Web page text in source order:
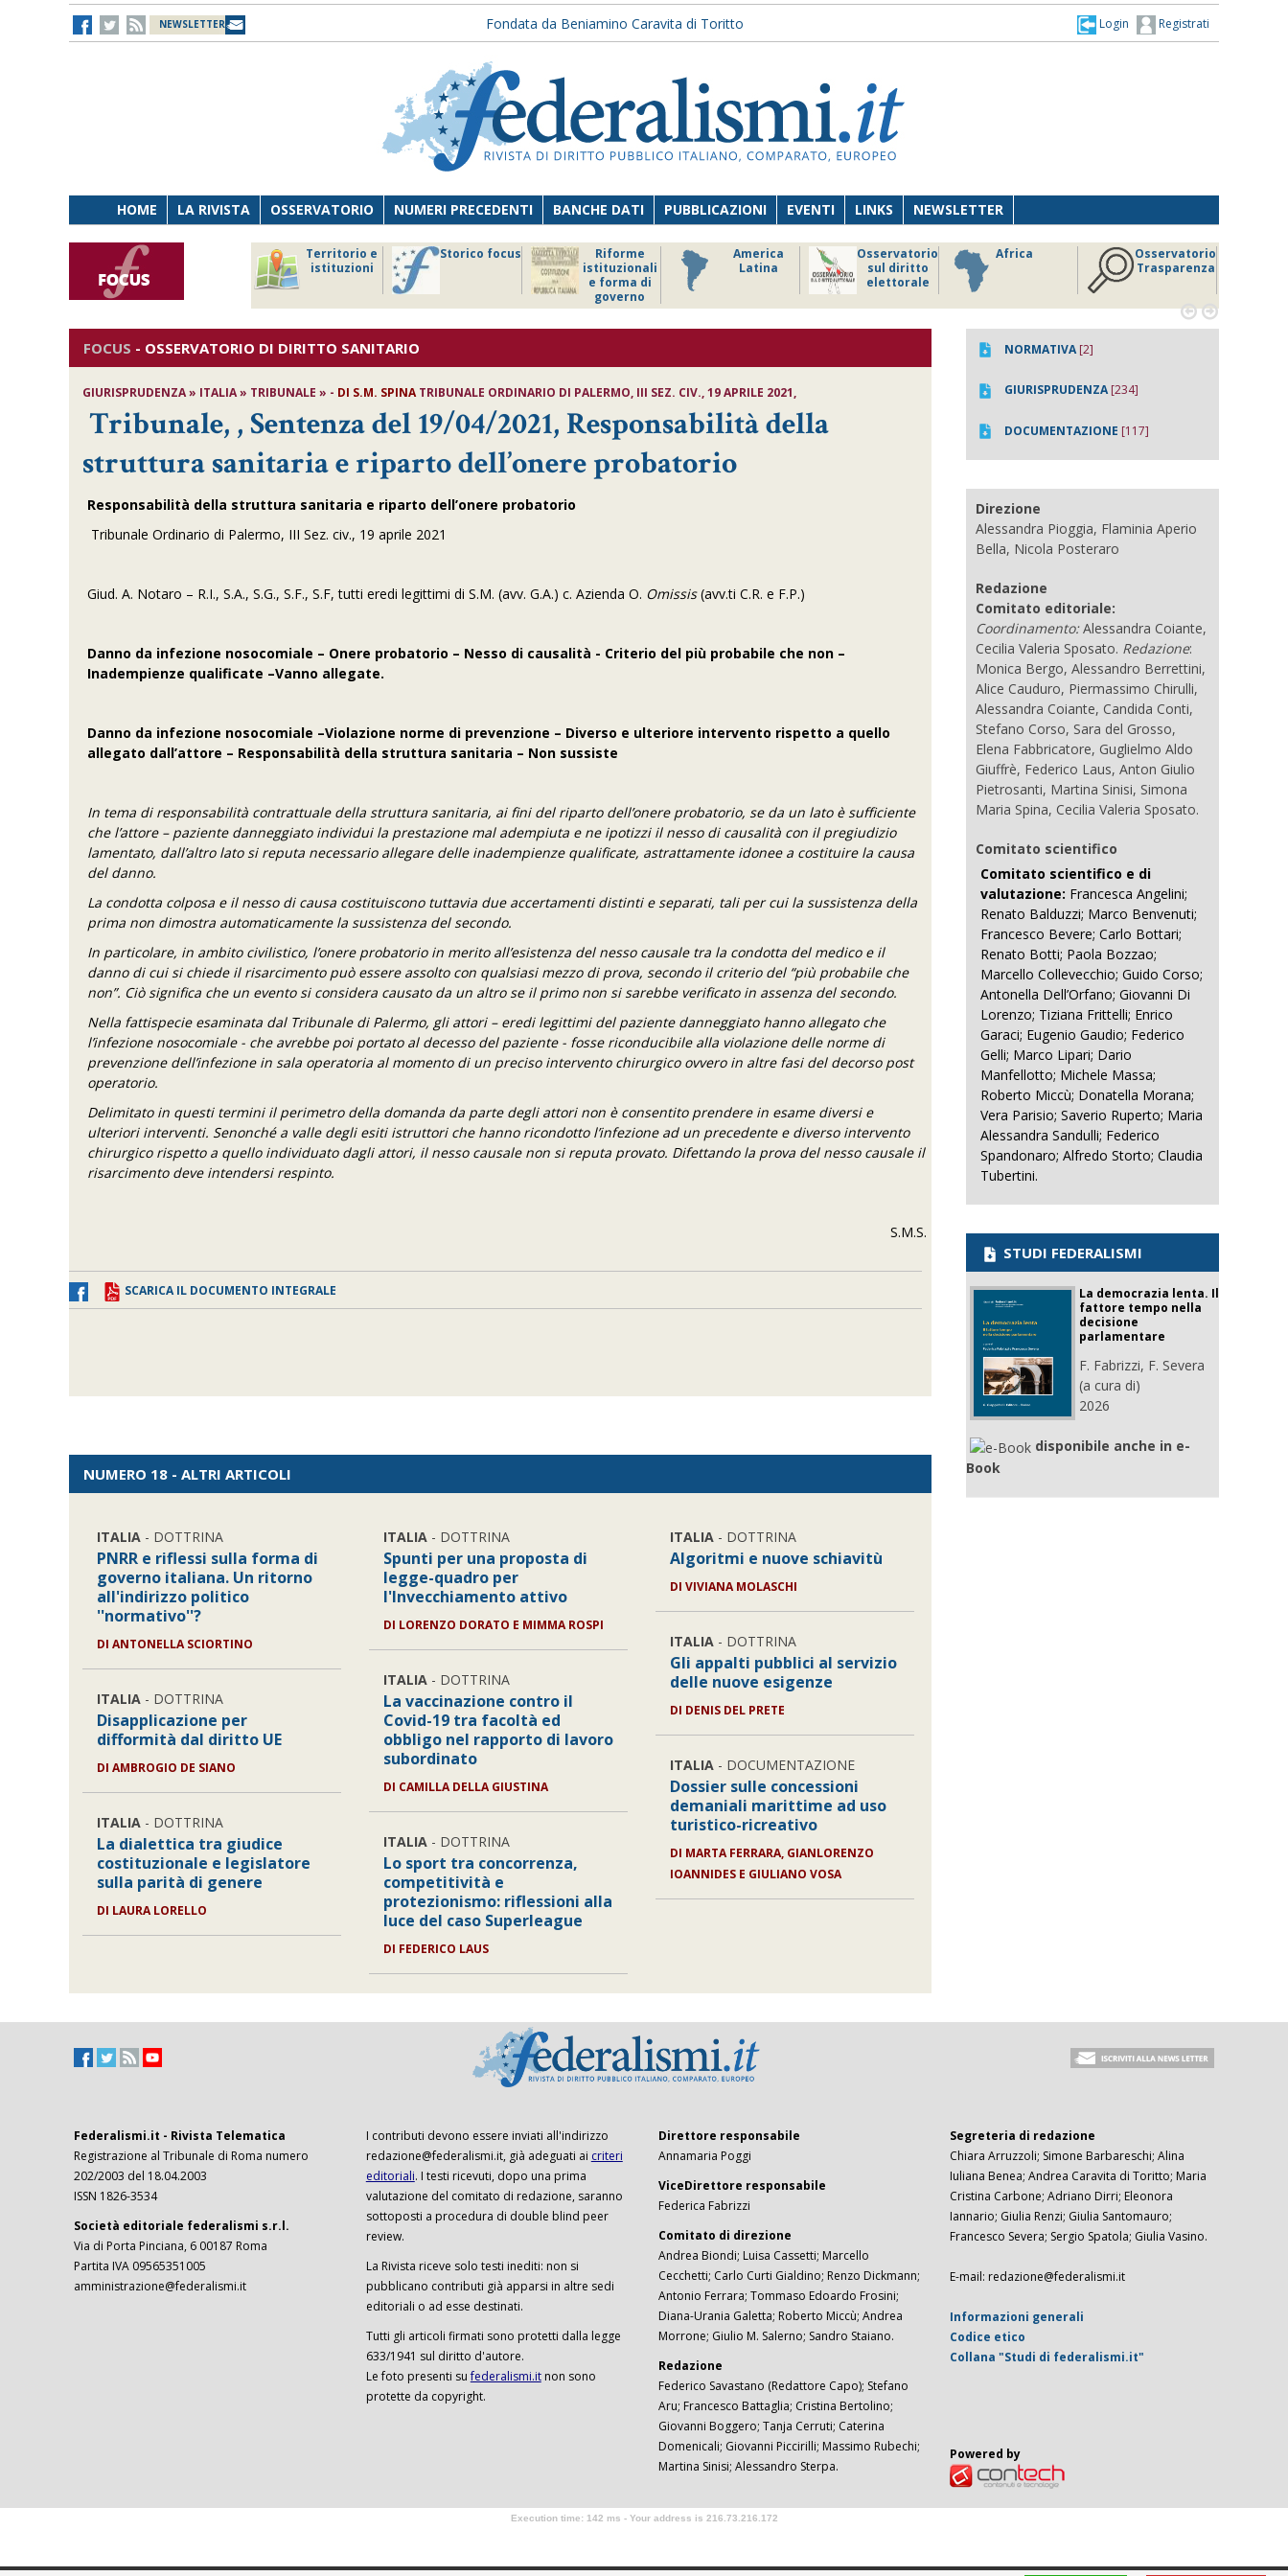
NEWSLETTER Fondata da Beniamino Caravita di Toritto Registrati
Login
HOME LA RIVISTA OSSERVATORIO NUMERI PRECEDENTI BANCHE DATI PUBBLICAZIONI EVENTI LINKS NEWSLETTER
Territorio e
istituzioni
Storico focus
Riforme
istituzionali
e forma di
governo
America
Latina
Osservatorio
sul diritto
elettorale
Africa
Osservatorio
Trasparenza
 
FOCUS - OSSERVATORIO DI DIRITTO SANITARIO
GIURISPRUDENZA » ITALIA » TRIBUNALE » - DI S.M. SPINATRIBUNALE ORDINARIO DI PALERMO, III SEZ. CIV., 19 APRILE 2021,
Tribunale, , Sentenza del 19/04/2021, Responsabilità della
struttura sanitaria e riparto dell’onere probatorio
Responsabilità della struttura sanitaria e riparto dell’onere probatorio
Tribunale Ordinario di Palermo, III Sez. civ., 19 aprile 2021
Giud. A. Notaro – R.I., S.A., S.G., S.F., S.F, tutti eredi legittimi di S.M. (avv. G.A.) c. Azienda O. Omissis(avv.ti C.R. e F.P.)
Danno da infezione nosocomiale – Onere probatorio – Nesso di causalità - Criterio del più probabile che non –
Inadempienze qualificate –Vanno allegate.
Danno da infezione nosocomiale –Violazione norme di prevenzione – Diverso e ulteriore intervento rispetto a quello
allegato dall’attore – Responsabilità della struttura sanitaria – Non sussiste
In tema di responsabilità contrattuale della struttura sanitaria, ai fini del riparto dell’onere probatorio, se da un lato è sufficiente
che l’attore – paziente danneggiato individui la prestazione mal adempiuta e ne ipotizzi il nesso di causalità con il pregiudizio
lamentato, dall’altro lato si reputa necessario allegare delle inadempienze qualificate, astrattamente idonee a costituire la causa
del danno.
La condotta colposa e il nesso di causa costituiscono tuttavia due accertamenti distinti e separati, tali per cui la sussistenza della
prima non dimostra automaticamente la sussistenza del secondo.
In particolare, in ambito civilistico, l’onere probatorio in merito all’esistenza del nesso causale tra la condotta del medico e il
danno di cui si chiede il risarcimento può essere assolto con qualsiasi mezzo di prova, secondo il criterio del “più probabile che
non”. Ciò significa che un evento si considera causato da un altro se il primo non si sarebbe verificato in assenza del secondo.
Nella fattispecie esaminata dal Tribunale di Palermo, gli attori – eredi legittimi del paziente danneggiato hanno allegato che
l’infezione nosocomiale - che avrebbe poi portato al decesso del paziente - fosse riconducibile alla violazione delle norme di
prevenzione dell’infezione in sala operatoria al momento di un preciso intervento chirurgico ovvero in altre fasi del decorso post
operatorio.
Delimitato in questi termini il perimetro della domanda da parte degli attori non è consentito prendere in esame diversi e
ulteriori interventi. Senonché a valle degli esiti istruttori che hanno ricondotto l’infezione ad un precedente e diverso intervento
chirurgico rispetto a quello individuato dagli attori, il nesso causale non si reputa provato. Difettando la prova del nesso causale il
risarcimento deve intendersi respinto.
S.M.S.
SCARICA IL DOCUMENTO INTEGRALE
NUMERO 18 - ALTRI ARTICOLI
ITALIA - DOTTRINA
PNRR e riflessi sulla forma di
governo italiana. Un ritorno
all'indirizzo politico
''normativo''?
DIANTONELLA SCIORTINO
ITALIA - DOTTRINA
Disapplicazione per
difformità dal diritto UE
DIAMBROGIO DE SIANO
ITALIA - DOTTRINA
La dialettica tra giudice
costituzionale e legislatore
sulla parità di genere
DI LAURA LORELLO
ITALIA - DOTTRINA
Spunti per una proposta di
legge-quadro per
l'Invecchiamento attivo
DI LORENZO DORATO E MIMMA ROSPI
ITALIA - DOTTRINA
La vaccinazione contro il
Covid-19 tra facoltà ed
obbligo nel rapporto di lavoro
subordinato
DI CAMILLA DELLA GIUSTINA
ITALIA - DOTTRINA
Lo sport tra concorrenza,
competitività e
protezionismo: riflessioni alla
luce del caso Superleague
DI FEDERICO LAUS
ITALIA- DOTTRINA
Algoritmi e nuove schiavitù
DI VIVIANA MOLASCHI
ITALIA- DOTTRINA
Gli appalti pubblici al servizio
delle nuove esigenze
DI DENIS DEL PRETE
ITALIA- DOCUMENTAZIONE
Dossier sulle concessioni
demaniali marittime ad uso
turistico-ricreativo
DI MARTA FERRARA, GIANLORENZO
IOANNIDES E GIULIANO VOSA
NORMATIVA[2]
GIURISPRUDENZA[234]
DOCUMENTAZIONE [117]
Direzione
Alessandra Pioggia, Flaminia Aperio
Bella, Nicola Posteraro
Redazione
Comitato editoriale:
Coordinamento:Alessandra Coiante,
Cecilia Valeria Sposato. Redazione:
Monica Bergo, Alessandro Berrettini,
Alice Cauduro, Piermassimo Chirulli,
Alessandra Coiante, Candida Conti,
Stefano Corso, Sara del Grosso,
Elena Fabbricatore, Guglielmo Aldo
Giuffrè, Federico Laus, Anton Giulio
Pietrosanti, Martina Sinisi, Simona
Maria Spina, Cecilia Valeria Sposato.
Comitato scientifico
Comitato scientifico e di
valutazione: Francesca Angelini;
Renato Balduzzi; Marco Benvenuti;
Francesco Bevere; Carlo Bottari;
Renato Botti; Paola Bozzao;
Marcello Collevecchio; Guido Corso;
Antonella Dell’Orfano; Giovanni Di
Lorenzo; Tiziana Frittelli; Enrico
Garaci; Eugenio Gaudio; Federico
Gelli; Marco Lipari; Dario
Manfellotto; Michele Massa;
Roberto Miccù; Donatella Morana;
Vera Parisio; Saverio Ruperto; Maria
Alessandra Sandulli; Federico
Spandonaro; Alfredo Storto; Claudia
Tubertini.
STUDI FEDERALISMI
La democrazia lenta. Il
fattore tempo nella
decisione
parlamentare
F. Fabrizzi, F. Severa
(a cura di)
2026
disponibile anche in e-
Book
Federalismi.it - Rivista Telematica
Registrazione al Tribunale di Roma numero
202/2003 del 18.04.2003
ISSN 1826-3534
Società editoriale federalismi s.r.l.
Via di Porta Pinciana, 6 00187 Roma
Partita IVA 09565351005
amministrazione@federalismi.it
I contributi devono essere inviati all'indirizzo
redazione@federalismi.it, già adeguati ai criteri
editoriali. I testi ricevuti, dopo una prima
valutazione del comitato di redazione, saranno
sottoposti a procedura di double blind peer
review.
La Rivista riceve solo testi inediti: non si
pubblicano contributi già apparsi in altre sedi
editoriali o ad esse destinati.
Tutti gli articoli firmati sono protetti dalla legge
633/1941 sul diritto d'autore.
Le foto presenti sufederalismi.itnon sono
protette da copyright.
Direttore responsabile
Annamaria Poggi
ViceDirettore responsabile
Federica Fabrizzi
Comitato di direzione
Andrea Biondi; Luisa Cassetti; Marcello
Cecchetti; Carlo Curti Gialdino; Renzo Dickmann;
Antonio Ferrara; Tommaso Edoardo Frosini;
Diana-Urania Galetta; Roberto Miccù; Andrea
Morrone; Giulio M. Salerno; Sandro Staiano.
Redazione
Federico Savastano (Redattore Capo); Stefano
Aru; Francesco Battaglia; Cristina Bertolino;
Giovanni Boggero; Tanja Cerruti; Caterina
Domenicali; Giovanni Piccirilli; Massimo Rubechi;
Martina Sinisi; Alessandro Sterpa.
Segreteria di redazione
Chiara Arruzzoli; Simone Barbareschi; Alina
Iuliana Benea; Andrea Caravita di Toritto; Maria
Cristina Carbone; Adriano Dirri; Eleonora
Iannario; Giulia Renzi; Giulia Santomauro;
Francesco Severa; Sergio Spatola; Giulia Vasino.
E-mail: redazione@federalismi.it
Informazioni generali
Codice etico
Collana "Studi di federalismi.it"
Powered by
Execution time: 142 ms - Your address is 216.73.216.172